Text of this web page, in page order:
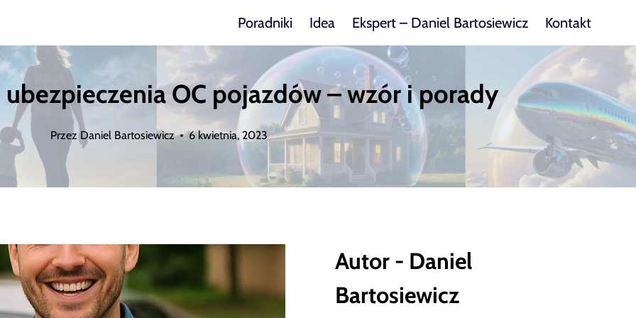
Poradniki Idea Ekspert – Daniel Bartosiewicz Kontakt
OC pojazdów – wzór i porady
Przez Daniel Bartosiewicz 6 kwietnia, 2023
Autor - Daniel
Bartosiewicz